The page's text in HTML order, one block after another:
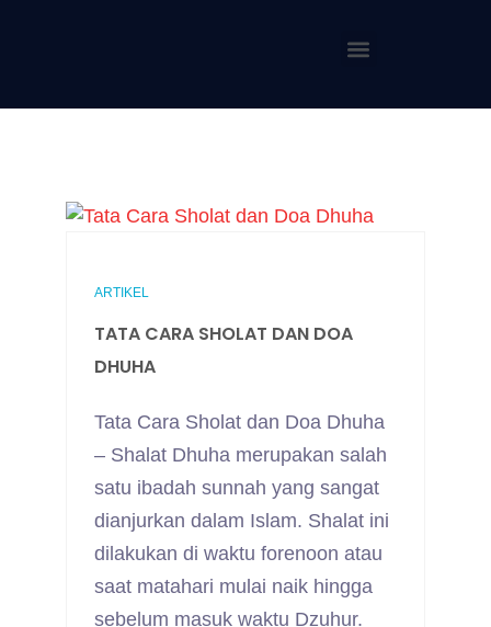
ARTIKEL
TATA CARA SHOLAT DAN DOA
DHUHA
Tata Cara Sholat dan Doa Dhuha
– Shalat Dhuha merupakan salah
satu ibadah sunnah yang sangat
dianjurkan dalam Islam. Shalat ini
dilakukan di waktu forenoon atau
saat matahari mulai naik hingga
sebelum masuk waktu Dzuhur.